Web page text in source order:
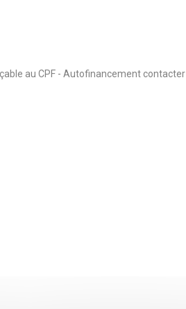
au CPF - Autofinancement contacter